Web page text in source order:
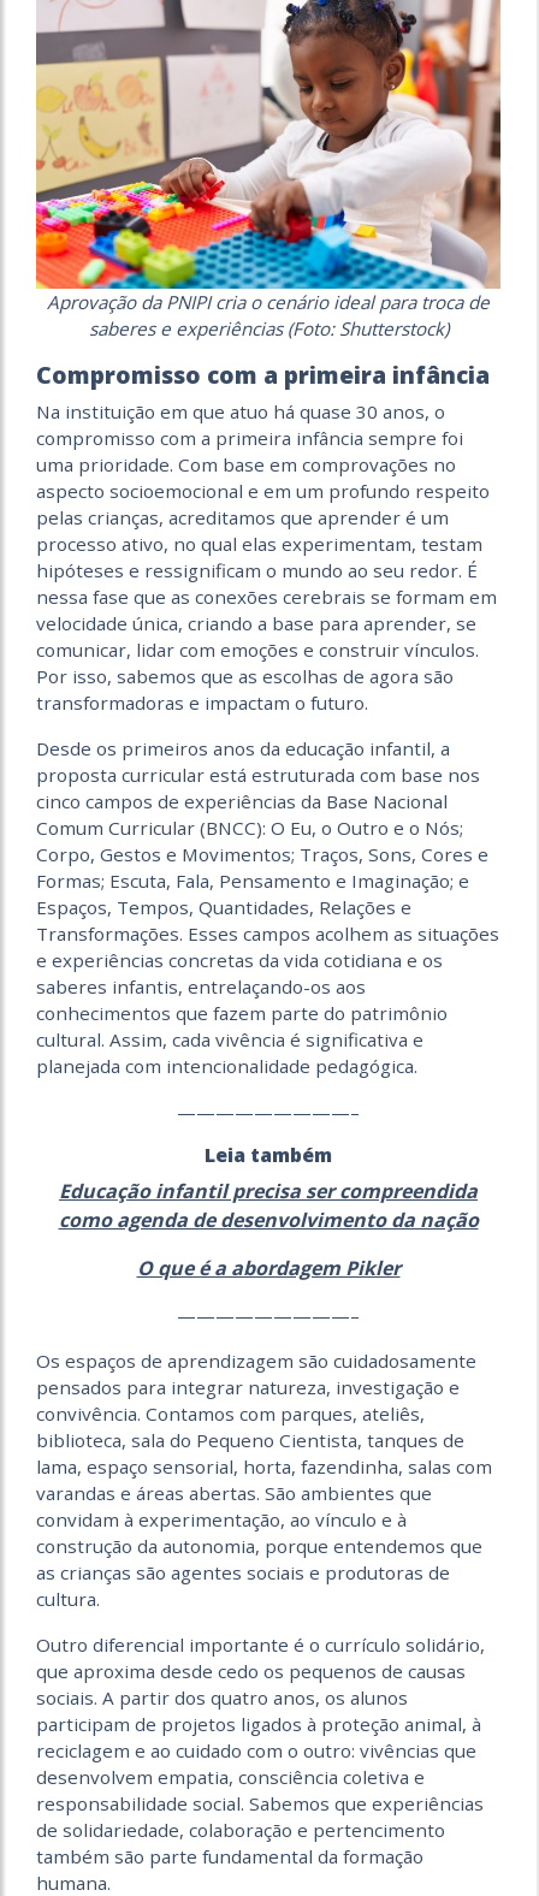
Aprovação da PNIPI cria o cenário ideal para troca de
saberes e experiências (Foto: Shutterstock)
Compromisso com a primeira infância
Na instituição em que atuo há quase 30 anos, o
compromisso com a primeira infância sempre foi
uma prioridade. Com base em comprovações no
aspecto socioemocional e em um profundo respeito
pelas crianças, acreditamos que aprender é um
processo ativo, no qual elas experimentam, testam
hipóteses e ressignificam o mundo ao seu redor. É
nessa fase que as conexões cerebrais se formam em
velocidade única, criando a base para aprender, se
comunicar, lidar com emoções e construir vínculos.
Por isso, sabemos que as escolhas de agora são
transformadoras e impactam o futuro.
Desde os primeiros anos da educação infantil, a
proposta curricular está estruturada com base nos
cinco campos de experiências da Base Nacional
Comum Curricular (BNCC): O Eu, o Outro e o Nós;
Corpo, Gestos e Movimentos; Traços, Sons, Cores e
Formas; Escuta, Fala, Pensamento e Imaginação; e
Espaços, Tempos, Quantidades, Relações e
Transformações. Esses campos acolhem as situações
e experiências concretas da vida cotidiana e os
saberes infantis, entrelaçando-os aos
conhecimentos que fazem parte do patrimônio
cultural. Assim, cada vivência é significativa e
planejada com intencionalidade pedagógica.
—————————–
Leia também
Educação infantil precisa ser compreendida
como agenda de desenvolvimento da nação
O que é a abordagem Pikler
—————————–
Os espaços de aprendizagem são cuidadosamente
pensados para integrar natureza, investigação e
convivência. Contamos com parques, ateliês,
biblioteca, sala do Pequeno Cientista, tanques de
lama, espaço sensorial, horta, fazendinha, salas com
varandas e áreas abertas. São ambientes que
convidam à experimentação, ao vínculo e à
construção da autonomia, porque entendemos que
as crianças são agentes sociais e produtoras de
cultura.
Outro diferencial importante é o currículo solidário,
que aproxima desde cedo os pequenos de causas
sociais. A partir dos quatro anos, os alunos
participam de projetos ligados à proteção animal, à
reciclagem e ao cuidado com o outro: vivências que
desenvolvem empatia, consciência coletiva e
responsabilidade social. Sabemos que experiências
de solidariedade, colaboração e pertencimento
também são parte fundamental da formação
humana.